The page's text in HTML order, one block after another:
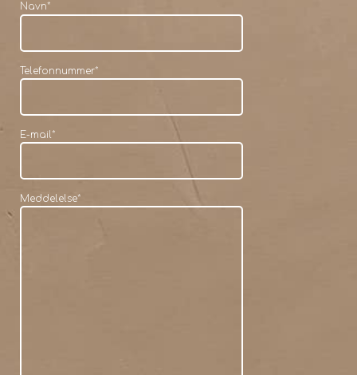
Navn*
Telefonnummer*
E-mail*
Meddelelse*